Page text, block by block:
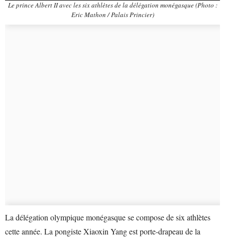
Le prince Albert II avec les six athlètes de la délégation monégasque (Photo :
Eric Mathon / Palais Princier)
La délégation olympique monégasque se compose de six athlètes
cette année. La pongiste Xiaoxin Yang est porte-drapeau de la